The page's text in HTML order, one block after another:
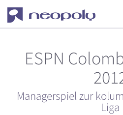
ESPN
Managerspiel zur
Liga